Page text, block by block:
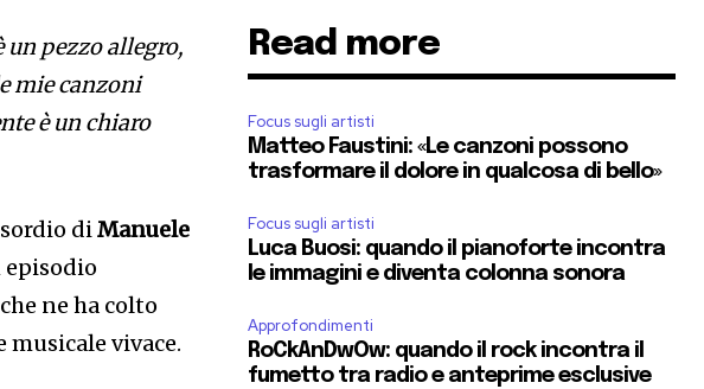
un pezzo allegro,
mie canzoni
è un chiaro
diManuele
episodio
ne ha colto
vivace.
Read more
Focus sugli artisti
Matteo Faustini: «Le canzoni possono
trasformare il dolore in qualcosa di bello»
Focus sugli artisti
Luca Buosi: quando il pianoforte incontra
le immagini e diventa colonna sonora
Approfondimenti
RoCkAnDwOw: quando il rock incontra il
fumetto tra radio e anteprime esclusive